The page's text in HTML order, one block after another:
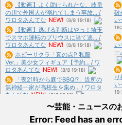
【動画】よく助けられたな。岐阜
の川で外国人が溺れてしまう事故... /
ワロタあんてな NEW! (8/8 19:18)
【動画】逃げる判断はやっ！埼玉
でスマホ運転のプリウスに当て逃... /
ワロタあんてな NEW! (8/8 19:18)
ホビーサクラ「真の点P 私服
Ver.」美少女フィギュア【予約... / ワ
ロタあんてな NEW! (8/8 19:18)
「夜21時から庭でBBQ!?」近所の
無神経一家が高校生を集め... / ワロタ
あんてな NEW! (8/8 19:18)
佐藤二朗、橋本愛との騒動で主演
映画が完全白紙へｗｗｗｗｗ / ワロタ
NEW! (8/8 19:18)
破
い
い
ー
い
ｗ
あ
〜芸能・ニュースの
Error: Feed has an